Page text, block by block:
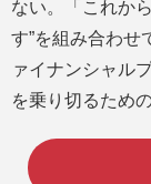
ない。「これか
す”を組み合わせ
ァイナンシャル
を乗り切るため